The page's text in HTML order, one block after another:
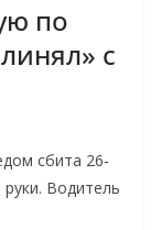
по
с
сбита 26-
Водитель